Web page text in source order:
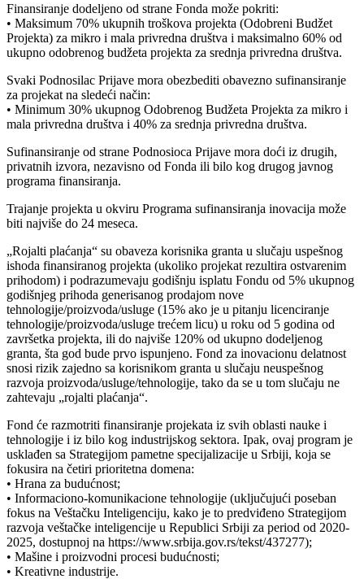
Finansiranje dodeljeno od strane Fonda može pokriti:
• Maksimum 70% ukupnih troškova projekta (Odobreni Budžet
Projekta) za mikro i mala privredna društva i maksimalno 60% od
ukupno odobrenog budžeta projekta za srednja privredna društva.
Svaki Podnosilac Prijave mora obezbediti obavezno sufinansiranje
za projekat na sledeći način:
• Minimum 30% ukupnog Odobrenog Budžeta Projekta za mikro i
mala privredna društva i 40% za srednja privredna društva.
Sufinansiranje od strane Podnosioca Prijave mora doći iz drugih,
privatnih izvora, nezavisno od Fonda ili bilo kog drugog javnog
programa finansiranja.
Trajanje projekta u okviru Programa sufinansiranja inovacija može
biti najviše do 24 meseca.
„Rojalti plaćanja“ su obaveza korisnika granta u slučaju uspešnog
ishoda finansiranog projekta (ukoliko projekat rezultira ostvarenim
prihodom) i podrazumevaju godišnju isplatu Fondu od 5% ukupnog
godišnjeg prihoda generisanog prodajom nove
tehnologije/proizvoda/usluge (15% ako je u pitanju licenciranje
tehnologije/proizvoda/usluge trećem licu) u roku od 5 godina od
završetka projekta, ili do najviše 120% od ukupno dodeljenog
granta, šta god bude prvo ispunjeno. Fond za inovacionu delatnost
snosi rizik zajedno sa korisnikom granta u slučaju neuspešnog
razvoja proizvoda/usluge/tehnologije, tako da se u tom slučaju ne
zahtevaju „rojalti plaćanja“.
Fond će razmotriti finansiranje projekata iz svih oblasti nauke i
tehnologije i iz bilo kog industrijskog sektora. Ipak, ovaj program je
usklađen sa Strategijom pametne specijalizacije u Srbiji, koja se
fokusira na četiri prioritetna domena:
• Hrana za budućnost;
• Informaciono-komunikacione tehnologije (uključujući poseban
fokus na Veštačku Inteligenciju, kako je to predviđeno Strategijom
razvoja veštačke inteligencije u Republici Srbiji za period od 2020-
2025, dostupnoj na https://www.srbija.gov.rs/tekst/437277);
• Mašine i proizvodni procesi budućnosti;
• Kreativne industrije.